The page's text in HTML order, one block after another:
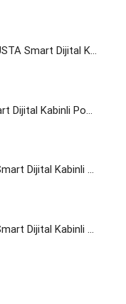
AQUASET RT-V120-P AQUSTA Smart Dijital Kabinli Pompalı Su Arıtma Cihazı
AQUASET RT-V115-P Smart Dijital Kabinli Pompalı Su Arıtma Cihazı
AQUAFAMILY RT-V109-P Smart Dijital Kabinli Pompalı Su Arıtma Cihazı
AQUAFAMILY RT-V110-P Smart Dijital Kabinli Pompalı Su Arıtma Cihazı